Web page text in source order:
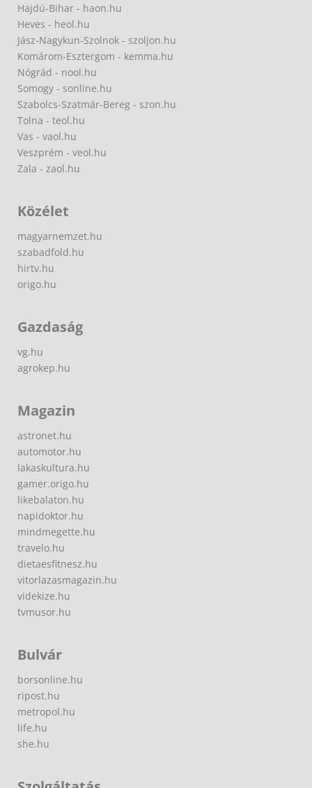
Hajdú-Bihar - haon.hu
Heves - heol.hu
Jász-Nagykun-Szolnok - szoljon.hu
Komárom-Esztergom - kemma.hu
Nógrád - nool.hu
Somogy - sonline.hu
Szabolcs-Szatmár-Bereg - szon.hu
Tolna - teol.hu
Vas - vaol.hu
Veszprém - veol.hu
Zala - zaol.hu
Közélet
magyarnemzet.hu
szabadfold.hu
hirtv.hu
origo.hu
Gazdaság
vg.hu
agrokep.hu
Magazin
astronet.hu
automotor.hu
lakaskultura.hu
gamer.origo.hu
likebalaton.hu
napidoktor.hu
mindmegette.hu
travelo.hu
dietaesfitnesz.hu
vitorlazasmagazin.hu
videkize.hu
tvmusor.hu
Bulvár
borsonline.hu
ripost.hu
metropol.hu
life.hu
she.hu